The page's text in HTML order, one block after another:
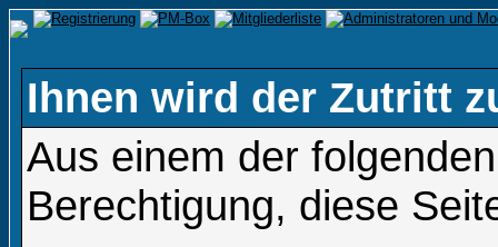
Ihnen wird der Zutritt
Aus einem der
Berechtigung, diese